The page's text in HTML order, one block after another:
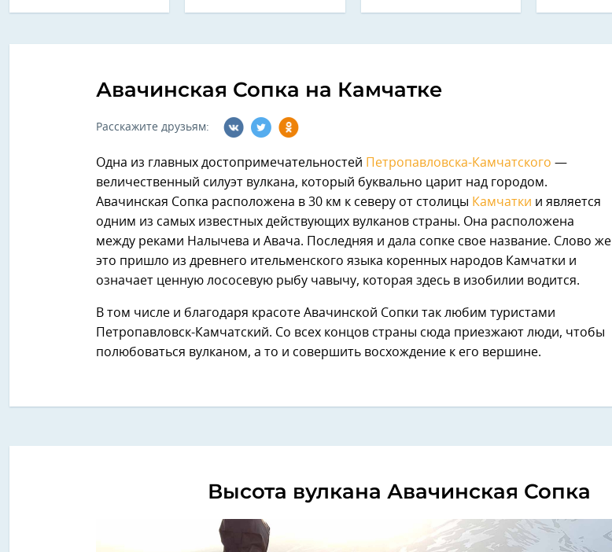
Авачинская Сопка на Камчатке
Расскажите друзьям:
Одна из главных достопримечательностей Петропавловска-Камчатского —
величественный силуэт вулкана, который буквально царит над городом.
Авачинская Сопка расположена в 30 км к северу от столицы Камчатки и является
одним из самых известных действующих вулканов страны. Она расположена
между реками Налычева и Авача. Последняя и дала сопке свое название. Слово же
это пришло из древнего ительменского языка коренных народов Камчатки и
означает ценную лососевую рыбу чавычу, которая здесь в изобилии водится.
В том числе и благодаря красоте Авачинской Сопки так любим туристами
Петропавловск-Камчатский. Со всех концов страны сюда приезжают люди, чтобы
полюбоваться вулканом, а то и совершить восхождение к его вершине.
Высота вулкана Авачинская Сопка